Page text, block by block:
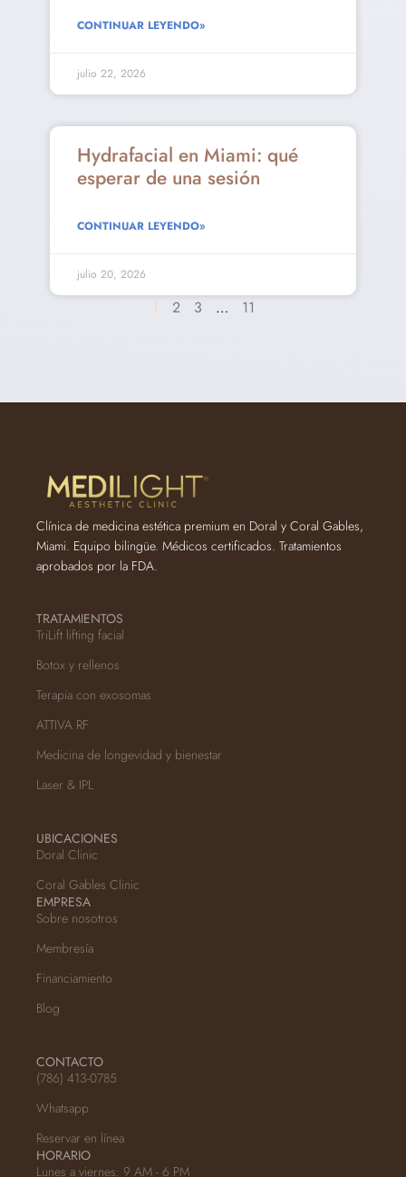
CONTINUAR LEYENDO»
julio 22, 2026
Hydrafacial en Miami: qué
esperar de una sesión
CONTINUAR LEYENDO»
julio 20, 2026
1 2 3 … 11
Clínica de medicina estética premium en Doral y Coral Gables,
Miami. Equipo bilingüe. Médicos certificados. Tratamientos
aprobados por la FDA.
TRATAMIENTOS
TriLift lifting facial
Botox y rellenos
Terapia con exosomas
ATTIVA RF
Medicina de longevidad y bienestar
Laser & IPL
UBICACIONES
Doral Clinic
Coral Gables Clinic
EMPRESA
Sobre nosotros
Membresía
Financiamiento
Blog
CONTACTO
(786) 413-0785
Whatsapp
Reservar en línea
HORARIO
Lunes a viernes: 9 AM - 6 PM